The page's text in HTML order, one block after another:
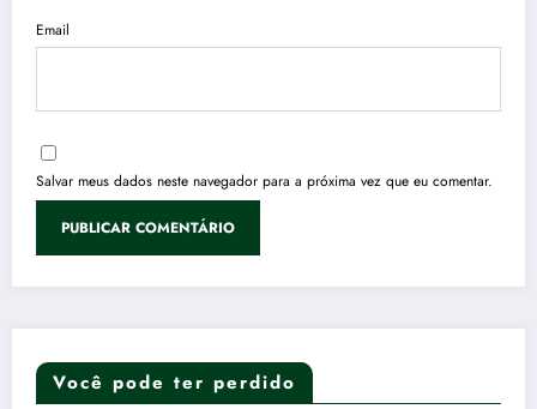
Email
Salvar meus dados neste navegador para a próxima vez que eu comentar.
Você pode ter perdido